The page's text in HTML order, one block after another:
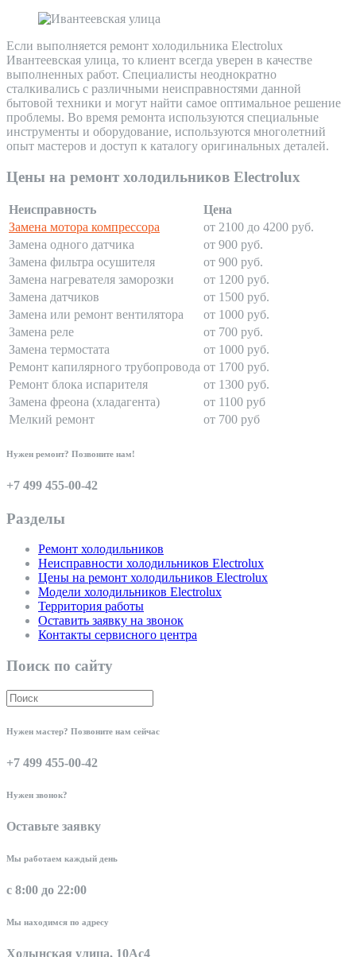
Если выполняется ремонт холодильника Electrolux
Ивантеевская улица, то клиент всегда уверен в качестве
выполненных работ. Специалисты неоднократно
сталкивались с различными неисправностями данной
бытовой техники и могут найти самое оптимальное решение
проблемы. Во время ремонта используются специальные
инструменты и оборудование, используются многолетний
опыт мастеров и доступ к каталогу оригинальных деталей.
Цены на ремонт холодильников Electrolux
Неисправность
Цена
Замена мотора компрессора
от 2100 до 4200 руб.
Замена одного датчика
от 900 руб.
Замена фильтра осушителя
от 900 руб.
Замена нагревателя заморозки
от 1200 руб.
Замена датчиков
от 1500 руб.
Замена или ремонт вентилятора
от 1000 руб.
Замена реле
от 700 руб.
Замена термостата
от 1000 руб.
Ремонт капилярного трубопровода от 1700 руб.
Ремонт блока испарителя
от 1300 руб.
Замена фреона (хладагента)
от 1100 руб
Мелкий ремонт
от 700 руб
Нужен ремонт? Позвоните нам!
+7 499 455-00-42
Разделы
Ремонт холодильников
Неисправности холодильников Electrolux
Цены на ремонт холодильников Electrolux
Модели холодильников Electrolux
Территория работы
Оставить заявку на звонок
Контакты сервисного центра
Поиск по сайту
Нужен мастер? Позвоните нам сейчас
+7 499 455-00-42
Нужен звонок?
Оставьте заявку
Мы работаем каждый день
с 8:00 до 22:00
Мы находимся по адресу
Ходынская улица, 10Ас4